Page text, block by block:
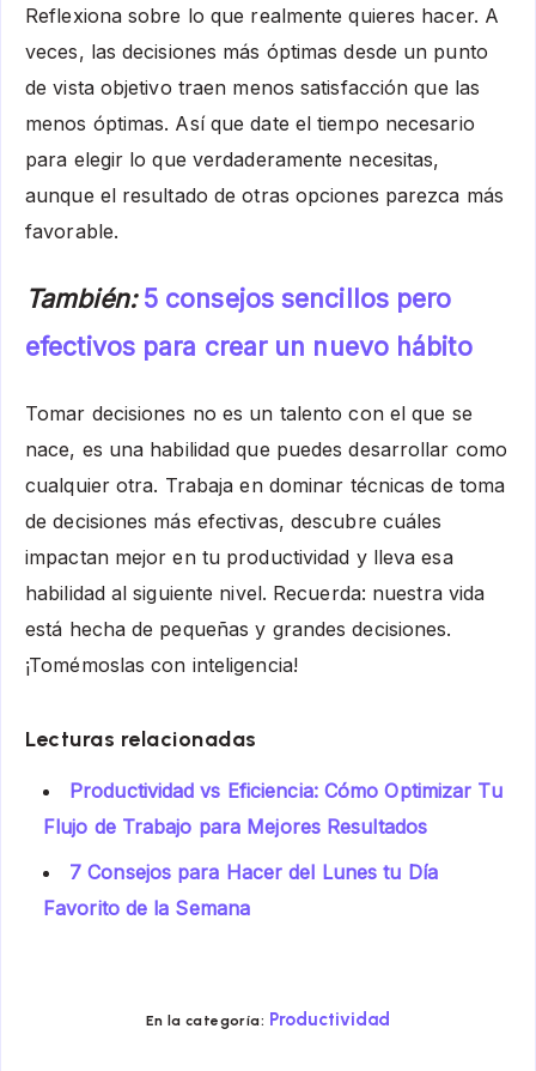
Reflexiona sobre lo que realmente quieres hacer. A
veces, las decisiones más óptimas desde un punto
de vista objetivo traen menos satisfacción que las
menos óptimas. Así que date el tiempo necesario
para elegir lo que verdaderamente necesitas,
aunque el resultado de otras opciones parezca más
favorable.
También:5 consejos sencillos pero
efectivos para crear un nuevo hábito
Tomar decisiones no es un talento con el que se
nace, es una habilidad que puedes desarrollar como
cualquier otra. Trabaja en dominar técnicas de toma
de decisiones más efectivas, descubre cuáles
impactan mejor en tu productividad y lleva esa
habilidad al siguiente nivel. Recuerda: nuestra vida
está hecha de pequeñas y grandes decisiones.
¡Tomémoslas con inteligencia!
Lecturas relacionadas
Productividad vs Eficiencia: Cómo Optimizar Tu
Flujo de Trabajo para Mejores Resultados
7 Consejos para Hacer del Lunes tu Día
Favorito de la Semana
En la categoría: Productividad